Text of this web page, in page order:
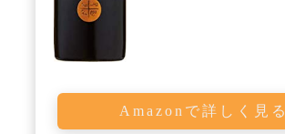
Amazonで詳しく見る